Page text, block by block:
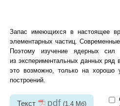
Запас имеющихся в настоящее
элементарных частиц.
Поэтому изучение ядерных
из экспериментальных данных ряд
это возможно, только на хорошо
построений.
Текст pdf (1,4 Мб)